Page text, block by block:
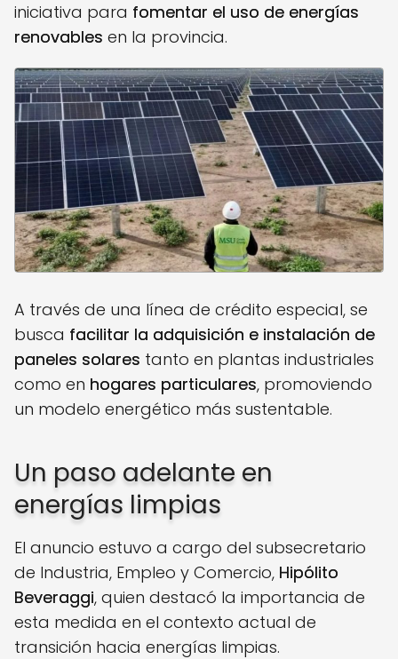
iniciativa para fomentar el uso de energías
renovables en la provincia.
A través de una línea de crédito especial, se
busca facilitar la adquisición e instalación de
paneles solares tanto en plantas industriales
como en hogares particulares, promoviendo
un modelo energético más sustentable.
Un paso adelante en
energías limpias
El anuncio estuvo a cargo del subsecretario
de Industria, Empleo y Comercio, Hipólito
Beveraggi, quien destacó la importancia de
esta medida en el contexto actual de
transición hacia energías limpias.